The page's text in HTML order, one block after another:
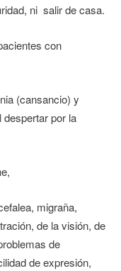
ni salir de casa.
con
(cansancio) y
despertar por la
migraña,
de la visión, de
de
de expresión,